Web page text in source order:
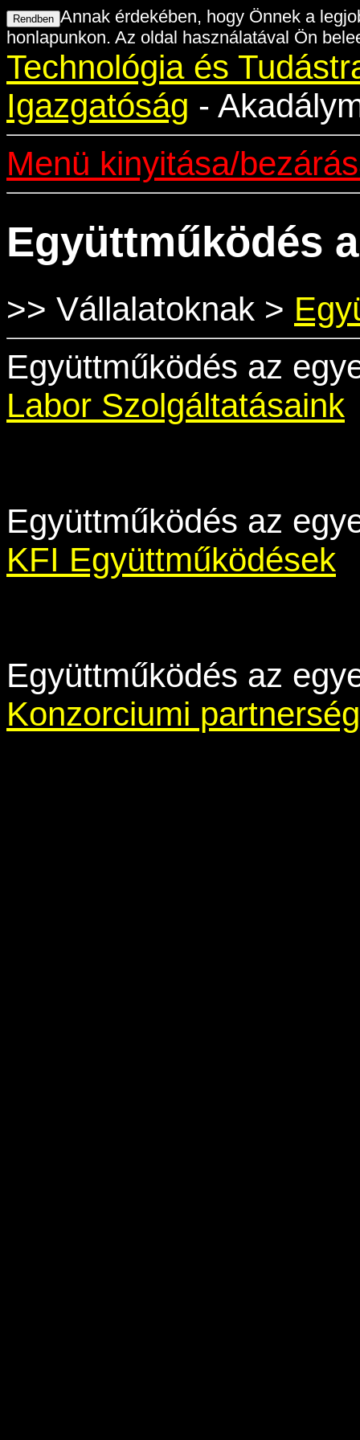
Annak érdekében, hogy Önnek a
honlapunkon. Az oldal használatával Ön
Technológia és
Igazgatóság -
Menü kinyitása/
Együttműködés
>> Vállalatoknak >
Együttműködés az
Labor Szolgáltatásaink
Együttműködés az
KFI Együttműködések
Együttműködés az
Konzorciumi partnerség